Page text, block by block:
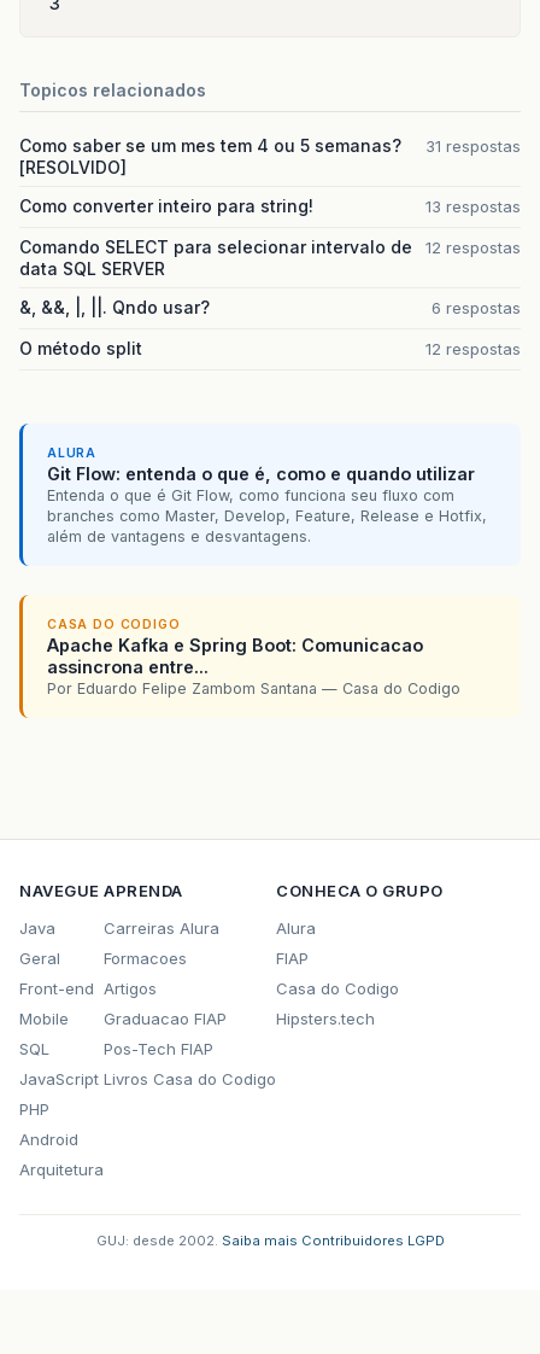
Topicos relacionados
Como saber se um mes tem 4 ou 5 semanas?
[RESOLVIDO]
31 respostas
Como converter inteiro para string! 13 respostas
Comando SELECT para selecionar intervalo de
data SQL SERVER
12 respostas
&, &&, |, ||. Qndo usar? 6 respostas
O método split 12 respostas
ALURA
Git Flow: entenda o que é, como e quando utilizar
Entenda o que é Git Flow, como funciona seu fluxo com
branches como Master, Develop, Feature, Release e Hotfix,
além de vantagens e desvantagens.
CASA DO CODIGO
Apache Kafka e Spring Boot: Comunicacao
assincrona entre...
Por Eduardo Felipe Zambom Santana — Casa do Codigo
NAVEGUE
Java
Geral
Front-end
Mobile
SQL
JavaScript
PHP
Android
Arquitetura
APRENDA
Carreiras Alura
Formacoes
Artigos
Graduacao FIAP
Pos-Tech FIAP
Livros Casa do Codigo
CONHECA O GRUPO
Alura
FIAP
Casa do Codigo
Hipsters.tech
GUJ: desde 2002. Saiba mais Contribuidores LGPD